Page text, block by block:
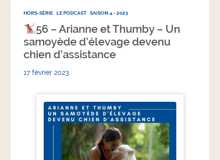
HORS-SÉRIE LE PODCAST SAISON 4 - 2023
56 – Arianne et Thumby – Un
samoyède d’élevage devenu
chien d’assistance
17 février 2023